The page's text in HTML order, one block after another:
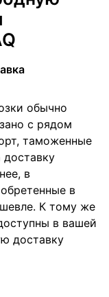
обычно
с рядом
таможенные
в
в
К тому же
в вашей
доставку